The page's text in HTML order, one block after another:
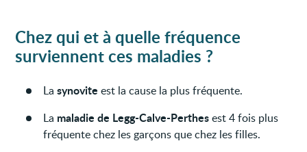
Chez qui et à quelle fréquence
surviennent ces maladies ?
Lasynovite est la cause la plus fréquente.
La maladie de Legg-Calve-Perthesest 4 fois plus
fréquente chez les garçons que chez les filles.